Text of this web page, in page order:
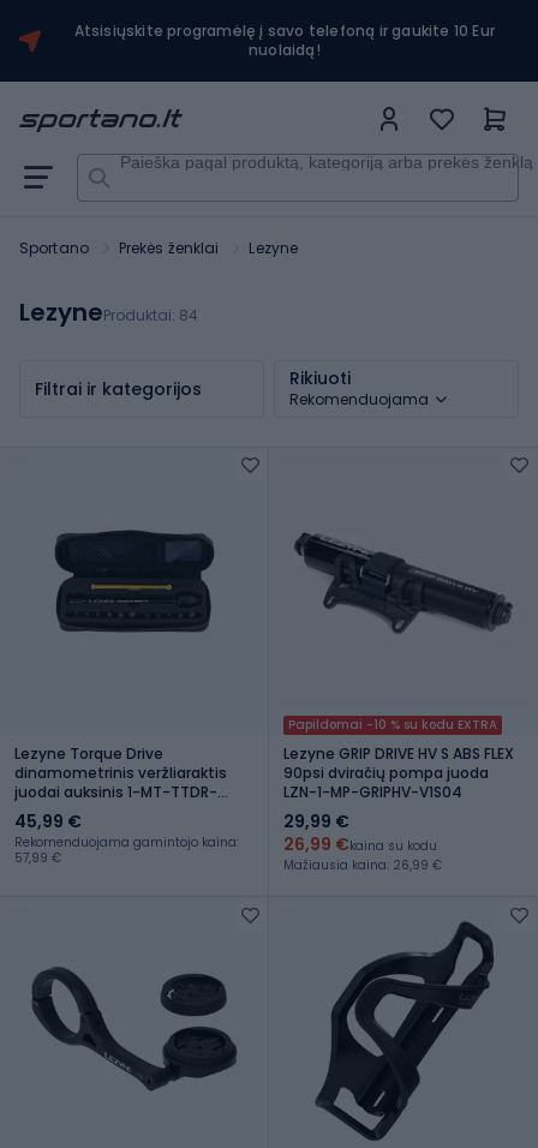
Atsisiųskite programėlę į savo telefoną ir gaukite 10 Eur
nuolaidą!
Paieška pagal produktą, kategoriją arba prekės ženklą
Sportano Prekės ženklai Lezyne
LezyneProduktai: 84
Filtrai ir kategorijos Rikiuoti
Rekomenduojama
Lezyne Torque Drive
dinamometrinis veržliaraktis
juodai auksinis 1-MT-TTDR-
V104T12
45,99 €
Rekomenduojama gamintojo kaina:
57,99 €
Papildomai -10 % su kodu EXTRA
Lezyne GRIP DRIVE HV S ABS FLEX
90psi dviračių pompa juoda
LZN-1-MP-GRIPHV-V1S04
29,99 €
26,99 €kaina su kodu
Mažiausia kaina: 26,99 €